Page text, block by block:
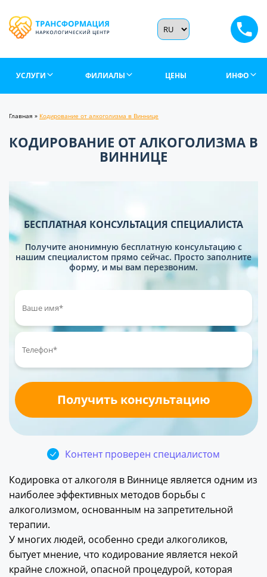
УСЛУГИ ФИЛИАЛЫ ЦЕНЫ ИНФО
Главная » Кодирование от алкоголизма в Виннице
КОДИРОВАНИЕ ОТ АЛКОГОЛИЗМА В
ВИННИЦЕ
БЕСПЛАТНАЯ КОНСУЛЬТАЦИЯ СПЕЦИАЛИСТА
Получите анонимную бесплатную консультацию с
нашим специалистом прямо сейчас. Просто заполните
форму, и мы вам перезвоним.
Контент проверен специалистом
Кодировка от алкоголя в Виннице является одним из
наиболее эффективных методов борьбы с
алкоголизмом, основанным на запретительной
терапии.
У многих людей, особенно среди алкоголиков,
бытует мнение, что кодирование является некой
крайне сложной, опасной процедурой, которая